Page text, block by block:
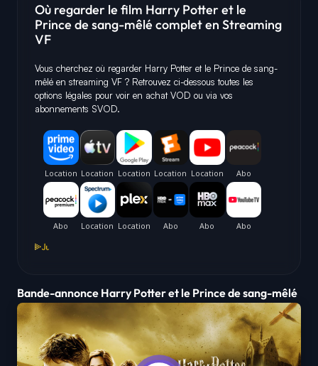
Où regarder le film Harry Potter et le
Prince de sang-mêlé complet en Streaming
VF
Vous cherchez où regarder Harry Potter et le Prince de sang-
mêlé en streaming VF ? Retrouvez ci-dessous toutes les
options légales pour voir en achat VOD ou via vos
abonnements SVOD.
Bande-annonce Harry Potter et le Prince de sang-mêlé